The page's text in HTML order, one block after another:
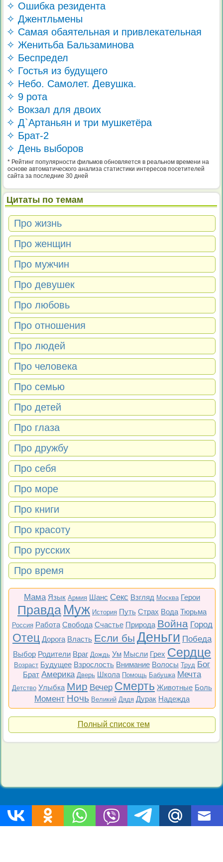
✧ Ошибка резидента
✧ Джентльмены
✧ Самая обаятельная и привлекательная
✧ Женитьба Бальзаминова
✧ Беспредел
✧ Гостья из будущего
✧ Небо. Самолет. Девушка.
✧ 9 рота
✧ Вокзал для двоих
✧ Д`Артаньян и три мушкетёра
✧ Брат-2
✧ День выборов
* Рейтинг популярности фильмов обновляется в реальном времени на
основе автоматического анализа статистики интересов посетителей
сайта за последние 30 дней
Цитаты по темам
Про жизнь
Про женщин
Про мужчин
Про девушек
Про любовь
Про отношения
Про людей
Про человека
Про семью
Про детей
Про глаза
Про дружбу
Про себя
Про море
Про книги
Про красоту
Про русских
Про время
Мама Язык Армия Шанс Секс Взгляд Москва Герои
Правда Муж История Путь Страх Вода Тюрьма
Россия Работа Свобода Счастье Природа Война Город
Отец Дорога Власть Если бы Деньги Победа
Выбор Родители Враг Дождь Ум Мысли Грех Сердце
Возраст Будущее Взрослость Внимание Волосы Труд Бог
Брат Америка Дверь Школа Помощь Бабушка Мечта
Детство Улыбка Мир Вечер Смерть Животные Боль
Момент Ночь Великий Дядя Дурак Надежда
Полный список тем
Топ 200 Все фильмы Советские Российские
Все темы
Copyright © 2009-2026 Цитаты-из-фильмов.рф